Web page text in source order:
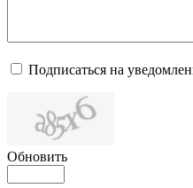
Подписаться на
Обновить